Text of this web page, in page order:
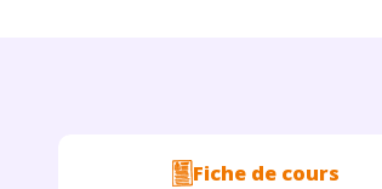
Fiche de cours